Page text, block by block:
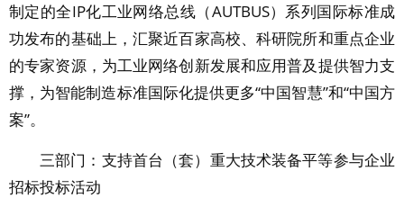
制定的全IP化工业网络总线（AUTBUS）系列国际标准成
功发布的基础上，汇聚近百家高校、科研院所和重点企业
的专家资源，为工业网络创新发展和应用普及提供智力支
撑，为智能制造标准国际化提供更多“中国智慧”和“中国方
案”。
三部门：支持首台（套）重大技术装备平等参与企业
招标投标活动